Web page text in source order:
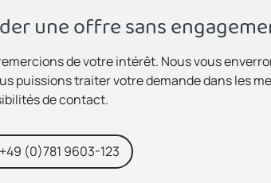
une offre sans
de votre intérêt. Nous vous
puissions traiter votre demande dans les
de contact.
(0)781 9603-123